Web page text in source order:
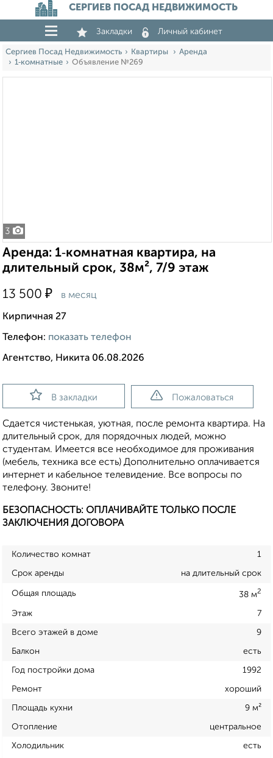
СЕРГИЕВ ПОСАД НЕДВИЖИМОСТЬ
Закладки Личный кабинет
Сергиев Посад Недвижимость Квартиры
Аренда
1‑комнатные
Объявление №269
3
Аренда: 1‑комнатная квартира, на
длительный срок, 38м², 7/9 этаж
13 500 ₽ в месяц
Кирпичная 27
Телефон: показать телефон
Агентство, Никита 06.08.2026
В закладки Пожаловаться
Сдается чистенькая, уютная, после ремонта квартира. На
длительный срок, для порядочных людей, можно
студентам. Имеется все необходимое для проживания
(мебель, техника все есть) Дополнительно оплачивается
интернет и кабельное телевидение. Все вопросы по
телефону. Звоните!
БЕЗОПАСНОСТЬ: ОПЛАЧИВАЙТЕ ТОЛЬКО ПОСЛЕ
ЗАКЛЮЧЕНИЯ ДОГОВОРА
Количество комнат 1
Срок аренды на длительный срок
Общая площадь 38 м2
Этаж 7
Всего этажей в доме 9
Балкон есть
Год постройки дома 1992
Ремонт хороший
Площадь кухни 9 м²
Отопление центральное
Холодильник есть